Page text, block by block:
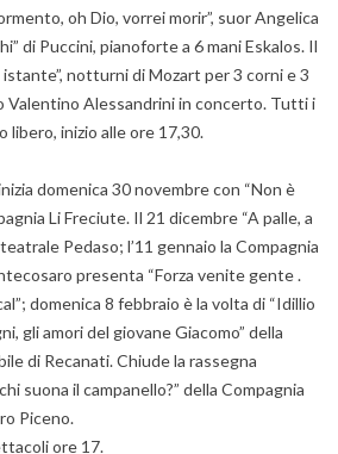
oh Dio, vorrei morir”, suor Angelica
di Puccini, pianoforte a 6 mani Eskalos. Il
notturni di Mozart per 3 corni e 3
Valentino Alessandrini in concerto. Tutti i
libero, inizio alle ore 17,30.
domenica 30 novembre con “Non è
Li Freciute. Il 21 dicembre “A palle, a
Pedaso; l’11 gennaio la Compagnia
presenta “Forza venite gente .
domenica 8 febbraio è la volta di “Idillio
gli amori del giovane Giacomo” della
di Recanati. Chiude la rassegna
suona il campanello?” della Compagnia
Piceno.
ore 17.